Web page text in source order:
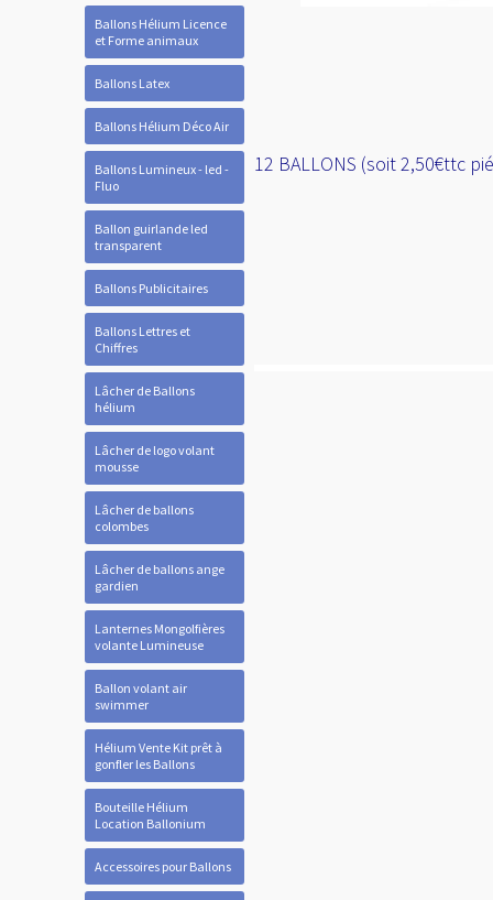
Ballons Hélium Licence
et Forme animaux
Ballons Latex
Ballons Hélium Déco Air
Ballons Lumineux - led -
Fluo
Ballon guirlande led
transparent
Ballons Publicitaires
Ballons Lettres et
Chiffres
Lâcher de Ballons
hélium
Lâcher de logo volant
mousse
Lâcher de ballons
colombes
Lâcher de ballons ange
gardien
Lanternes Mongolfières
volante Lumineuse
Ballon volant air
swimmer
Hélium Vente Kit prêt à
gonfler les Ballons
Bouteille Hélium
Location Ballonium
Accessoires pour Ballons
12 BALLONS (soit 2,50€ttc